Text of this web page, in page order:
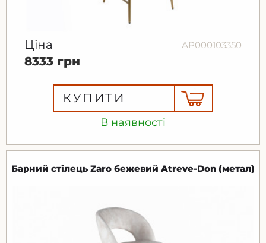
В наявності
Ціна АР000103350
8333 грн
КУПИТИ
Барний стілець Zaro бежевий Atreve-Don (метал)